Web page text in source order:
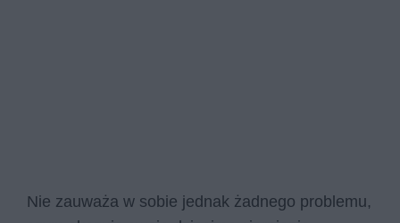
Nie zauważa w sobie jednak żadnego problemu,